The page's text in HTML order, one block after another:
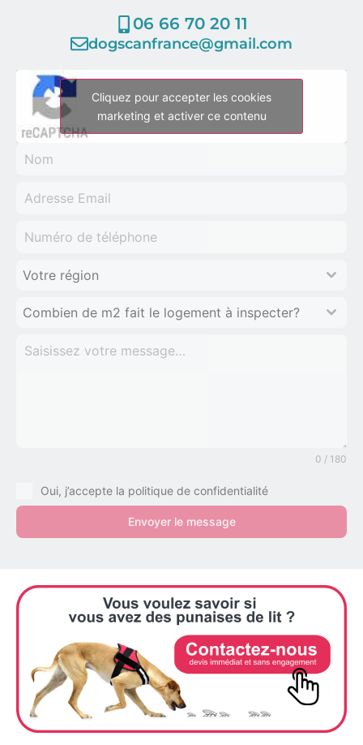
06 66 70 20 11
dogscanfrance@gmail.com
Cliquez pour accepter les cookies
marketing et activer ce contenu
Votre région
Combien de m2 fait le logement à inspecter?
0 / 180
Oui, j’accepte la politique de confidentialité
Envoyer le message